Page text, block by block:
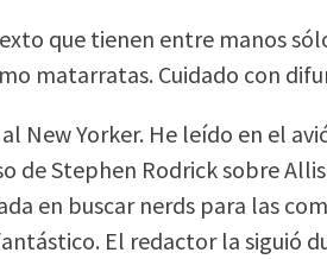
que tienen entre manos
matarratas. Cuidado con
New Yorker. He leído en el
de Stephen Rodrick sobre
en buscar nerds para las
El redactor la siguió